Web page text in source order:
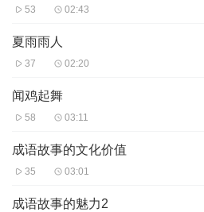
53 02:43
夏雨雨人
37 02:20
闻鸡起舞
58 03:11
成语故事的文化价值
35 03:01
成语故事的魅力2